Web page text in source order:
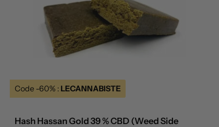
Code -60% : LECANNABISTE
Hash Hassan Gold 39 % CBD (Weed Side